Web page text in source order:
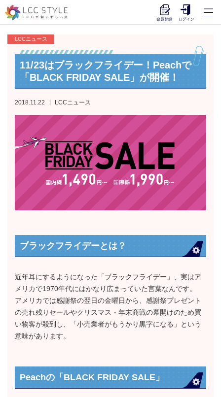
LCCニュース
11/23はブラックフライデー！Peachで
「BLACK FRIDAY SALE」が開催！
2018.11.22 LCCニュース
ブラックフライデーとは？
近年耳にするようになった「ブラックフライデー」、実はア
メリカで1970年代にはかなり広まっていた言葉なんです。
アメリカでは感謝祭の翌日の金曜日から、感謝祭プレゼント
の売れ残りセールやクリスマス・年末商戦の幕開けのため買
い物客が殺到し、「小売業者がもうかり黒字になる」という
意味があります。
Peachの「BLACK FRIDAY SALE」